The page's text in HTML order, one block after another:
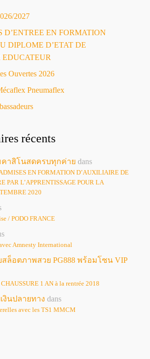
2027
D’ENTREE EN FORMATION
DIPLOME D’ETAT DE
Ouvertes 2026
Pneumaflex
récents
คาสิโนสดครบทุกค่าย dans
EN FORMATION D’AUXILIAIRE DE
PAR L’APPRENTISSAGE POUR LA
2020
/ PODO FRANCE
Amnesty International
สล็อตภาพสวย PG888 พร้อมโซน VIP
1 AN à la rentrée 2018
งินปลายทาง dans
avec les TS1 MMCM